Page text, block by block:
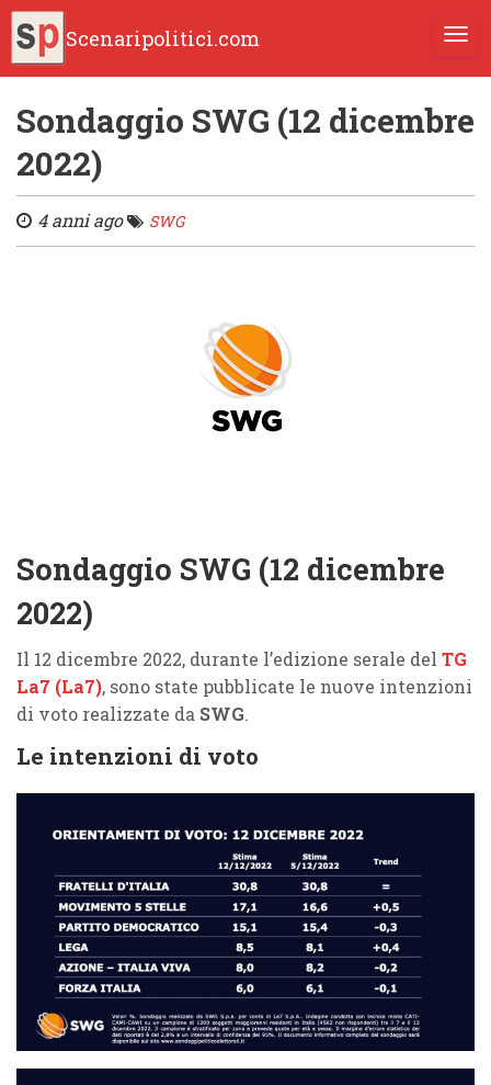
Scenaripolitici.com
Sondaggio SWG (12 dicembre
2022)
4 anni ago SWG
Sondaggio SWG (12 dicembre
2022)
Il 12 dicembre 2022, durante l’edizione serale del TG
La7 (La7), sono state pubblicate le nuove intenzioni
di voto realizzate da SWG.
Le intenzioni di voto